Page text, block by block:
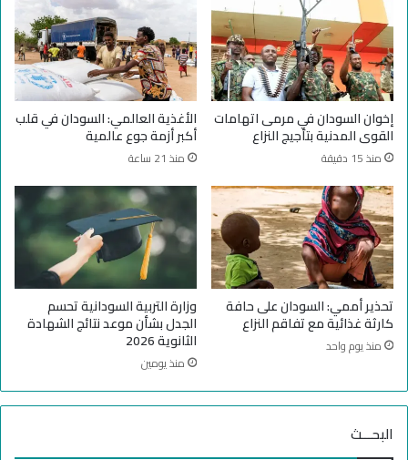
ش
ع
ا
ل
ح
ر
ب
أ
ه
ل
ي
ة
ف
ي
د
ا
ر
ف
ر
؟
ق
و
ل
م
س
ت
م
ر
ف
ي
ا
ل
س
و
د
ا
ن
إخوان السودان في مرمى اتهامات
القوى المدنية بتأجيج النزاع
منذ 15 دقيقة
الأغذية العالمي: السودان في قلب
أكبر أزمة جوع عالمية
منذ 21 ساعة
تحذير أممي: السودان على حافة
كارثة غذائية مع تفاقم النزاع
منذ يوم واحد
وزارة التربية السودانية تحسم
الجدل بشأن موعد نتائج الشهادة
الثانوية 2026
منذ يومين
البحـــث